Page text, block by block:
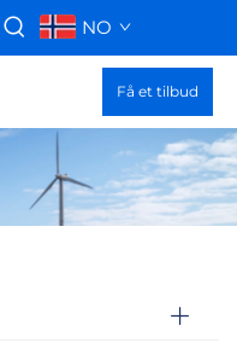
NO
Få et tilbud